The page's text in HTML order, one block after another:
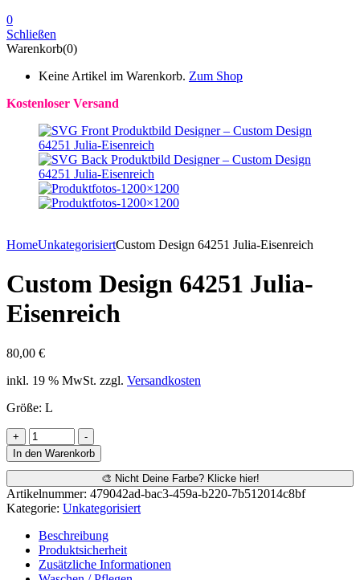
0
Schließen
Warenkorb(0)
Keine Artikel im Warenkorb. Zum Shop
Kostenloser Versand
HomeUnkategorisiertCustom Design 64251 Julia-Eisenreich
Custom Design 64251 Julia-
Eisenreich
80,00 €
inkl. 19 % MwSt. zzgl. Versandkosten
Größe: L
+
Custom
Design
64251
Eisenreich
Menge
-
In den Warenkorb
🎨 Nicht Deine Farbe? Klicke hier!
Artikelnummer: 479042ad-bac3-459a-b220-7b512014c8bf
Kategorie: Unkategorisiert
Beschreibung
Produktsicherheit
Zusätzliche Informationen